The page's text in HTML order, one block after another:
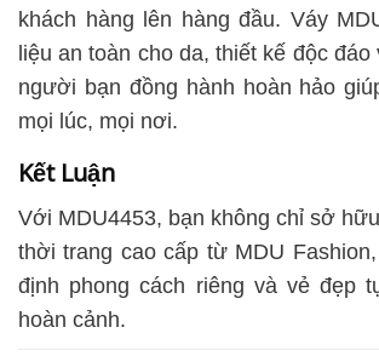
khách hàng lên hàng đầu. Váy
liệu an toàn cho da, thiết kế độc
người bạn đồng hành hoàn hảo
mọi lúc, mọi nơi.
Kết Luận
Với MDU4453, bạn không chỉ sở
thời trang cao cấp từ MDU
định phong cách riêng và vẻ đẹp
hoàn cảnh.